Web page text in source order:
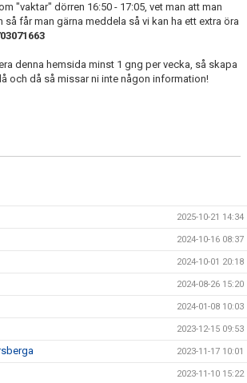
"vaktar" dörren 16:50 - 17:05, vet man att man
så får man gärna meddela så vi kan ha ett extra öra
denna hemsida minst 1 gng per vecka, så skapa
och då så missar ni inte någon information!
2025-10-21 14:34
2024-10-16 08:37
2024-10-01 20:18
2024-08-26 15:20
2024-01-08 10:03
2023-12-15 09:53
2023-11-17 10:01
2023-11-10 15:22